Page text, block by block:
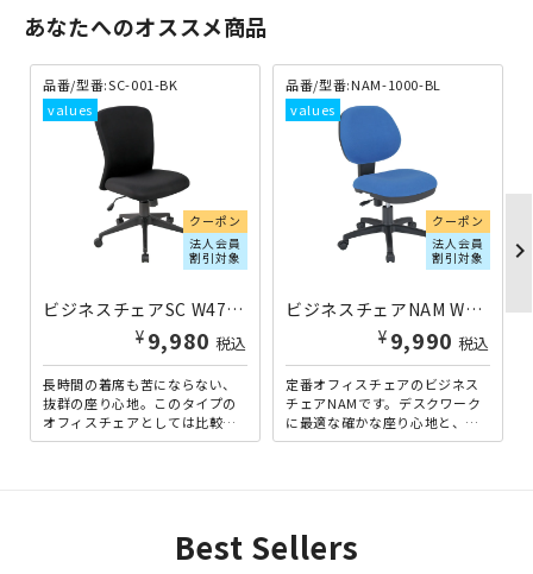
あなたへのオススメ商品
品番/型番:SC-001-BK
クーポン
法人会員
割引対象
ビジネスチェアSC W475×D550×H895-965 ブラック
¥ 9,980 税込
長時間の着席も苦にならない、
抜群の座り心地。このタイプの
オフィスチェアとしては比較的
ロープライスながら、クオリテ
品番/型番:NAM-1000-BL
クーポン
法人会員
割引対象
ビジネスチェアNAM W460×D570×H850-940 ブルー
¥ 9,990 税込
定番オフィスチェアのビジネス
チェアNAMです。デスクワーク
に最適な確かな座り心地と、シ
ンプルながら飽きがこないデザ
chevron_right
Best Sellers